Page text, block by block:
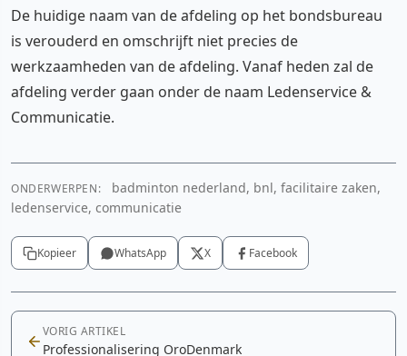
De huidige naam van de afdeling op het bondsbureau
is verouderd en omschrijft niet precies de
werkzaamheden van de afdeling. Vanaf heden zal de
afdeling verder gaan onder de naam Ledenservice &
Communicatie.
ONDERWERPEN:
badminton nederland, bnl, facilitaire zaken,
ledenservice, communicatie
Kopieer WhatsApp X Facebook
VORIG ARTIKEL
Professionalisering OroDenmark